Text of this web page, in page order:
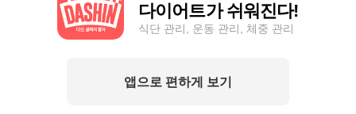
다이어트가 쉬워진다!
식단 관리, 운동 관리, 체중 관리
앱으로 편하게 보기